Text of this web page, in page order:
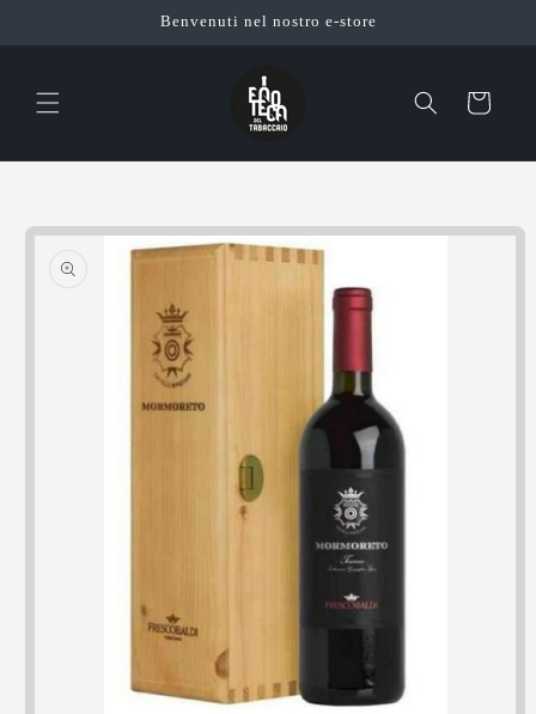
ai contenuti
Benvenuti nel nostro e-store
Carrello
informazioni
sul prodotto